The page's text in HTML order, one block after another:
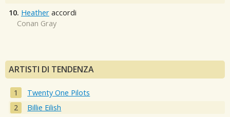
10. Heather accordi
Conan Gray
ARTISTI DI TENDENZA
Twenty One Pilots
Billie Eilish